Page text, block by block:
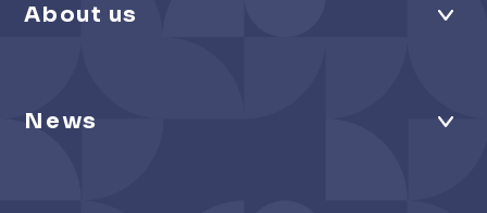
About us
News